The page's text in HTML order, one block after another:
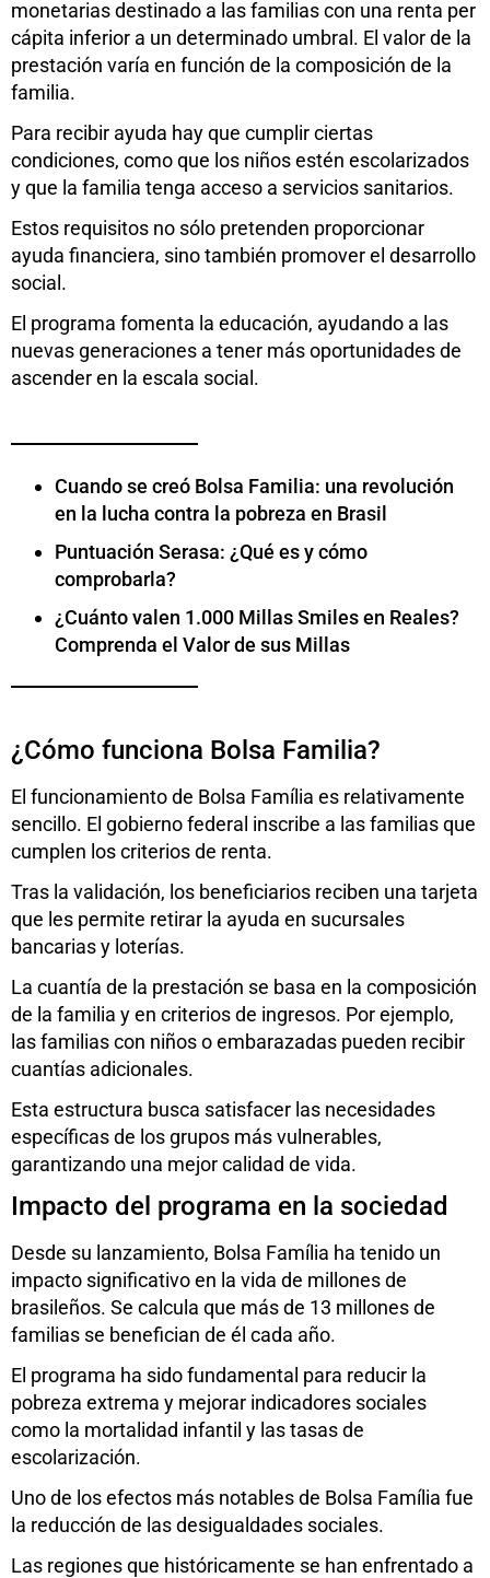
monetarias destinado a las familias con una renta per
cápita inferior a un determinado umbral. El valor de la
prestación varía en función de la composición de la
familia.
Para recibir ayuda hay que cumplir ciertas
condiciones, como que los niños estén escolarizados
y que la familia tenga acceso a servicios sanitarios.
Estos requisitos no sólo pretenden proporcionar
ayuda financiera, sino también promover el desarrollo
social.
El programa fomenta la educación, ayudando a las
nuevas generaciones a tener más oportunidades de
ascender en la escala social.
Cuando se creó Bolsa Familia: una revolución
en la lucha contra la pobreza en Brasil
Puntuación Serasa: ¿Qué es y cómo
comprobarla?
¿Cuánto valen 1.000 Millas Smiles en Reales?
Comprenda el Valor de sus Millas
¿Cómo funciona Bolsa Familia?
El funcionamiento de Bolsa Família es relativamente
sencillo. El gobierno federal inscribe a las familias que
cumplen los criterios de renta.
Tras la validación, los beneficiarios reciben una tarjeta
que les permite retirar la ayuda en sucursales
bancarias y loterías.
La cuantía de la prestación se basa en la composición
de la familia y en criterios de ingresos. Por ejemplo,
las familias con niños o embarazadas pueden recibir
cuantías adicionales.
Esta estructura busca satisfacer las necesidades
específicas de los grupos más vulnerables,
garantizando una mejor calidad de vida.
Impacto del programa en la sociedad
Desde su lanzamiento, Bolsa Família ha tenido un
impacto significativo en la vida de millones de
brasileños. Se calcula que más de 13 millones de
familias se benefician de él cada año.
El programa ha sido fundamental para reducir la
pobreza extrema y mejorar indicadores sociales
como la mortalidad infantil y las tasas de
escolarización.
Uno de los efectos más notables de Bolsa Família fue
la reducción de las desigualdades sociales.
Las regiones que históricamente se han enfrentado a